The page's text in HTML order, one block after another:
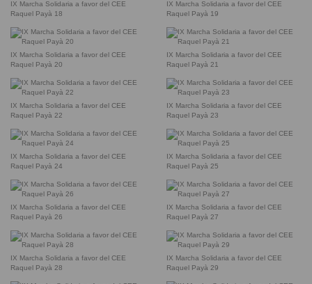
IX Marcha Solidaria a favor del CEE
Raquel Payà 18
IX Marcha Solidaria a favor del CEE
Raquel Payà 19
IX Marcha Solidaria a favor del CEE
Raquel Payà 20
IX Marcha Solidaria a favor del CEE
Raquel Payà 21
IX Marcha Solidaria a favor del CEE
Raquel Payà 22
IX Marcha Solidaria a favor del CEE
Raquel Payà 23
IX Marcha Solidaria a favor del CEE
Raquel Payà 24
IX Marcha Solidaria a favor del CEE
Raquel Payà 25
IX Marcha Solidaria a favor del CEE
Raquel Payà 26
IX Marcha Solidaria a favor del CEE
Raquel Payà 27
IX Marcha Solidaria a favor del CEE
Raquel Payà 28
IX Marcha Solidaria a favor del CEE
Raquel Payà 29